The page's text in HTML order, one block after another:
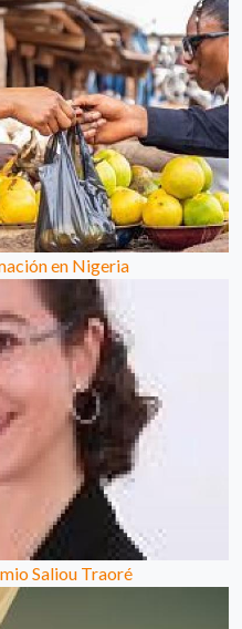
en Nigeria
Saliou Traoré